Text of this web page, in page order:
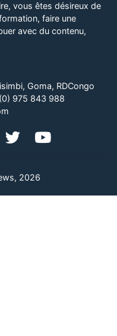
vous êtes désireux de
faire une
avec du contenu,
Goma, RDCongo
975 843 988
2026